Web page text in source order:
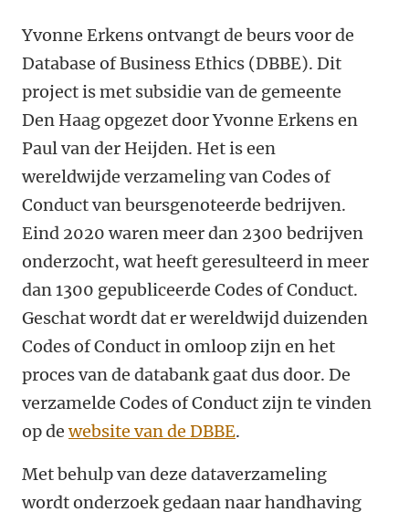
Yvonne Erkens ontvangt de beurs voor de
Database of Business Ethics (DBBE). Dit
project is met subsidie van de gemeente
Den Haag opgezet door Yvonne Erkens en
Paul van der Heijden. Het is een
wereldwijde verzameling van Codes of
Conduct van beursgenoteerde bedrijven.
Eind 2020 waren meer dan 2300 bedrijven
onderzocht, wat heeft geresulteerd in meer
dan 1300 gepubliceerde Codes of Conduct.
Geschat wordt dat er wereldwijd duizenden
Codes of Conduct in omloop zijn en het
proces van de databank gaat dus door. De
verzamelde Codes of Conduct zijn te vinden
op dewebsite van de DBBE.
Met behulp van deze dataverzameling
wordt onderzoek gedaan naar handhaving